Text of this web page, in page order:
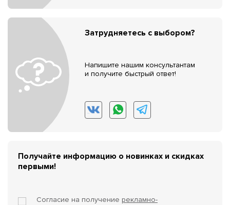
Затрудняетесь с выбором?
Напишите нашим консультантам
и получите быстрый ответ!
Получайте информацию о новинках и скидках
первыми!
Согласие на получение рекламно-